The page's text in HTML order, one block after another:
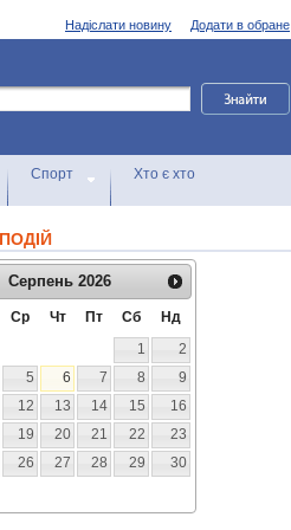
Додати в обране
Надіслати новину
Спорт Хто є хто
Серпень 2026
Ср Чт Пт Сб
Нд
1
2
5 6 7 8
9
12 13 14 15
16
19 20 21 22
23
26 27 28 29
30